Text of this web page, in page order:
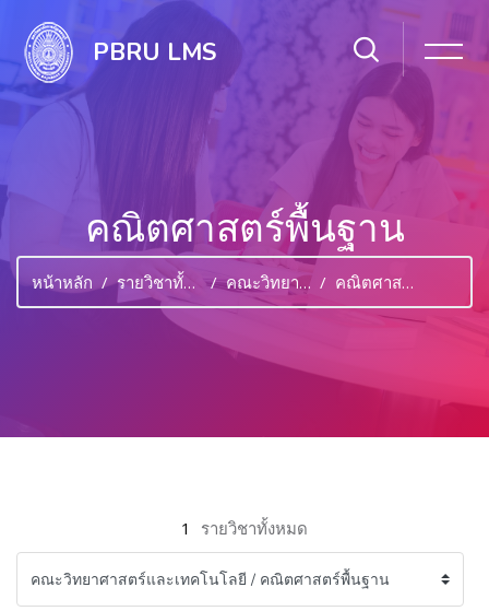
PBRU LMS
คณิตศาสตร์พื้นฐาน
หน้าหลัก รายวิชาทั้งหมด คณะวิทยาศาสตร์และเทคโนโลยี คณิตศาสตร์พื้นฐาน
1 รายวิชาทั้งหมด